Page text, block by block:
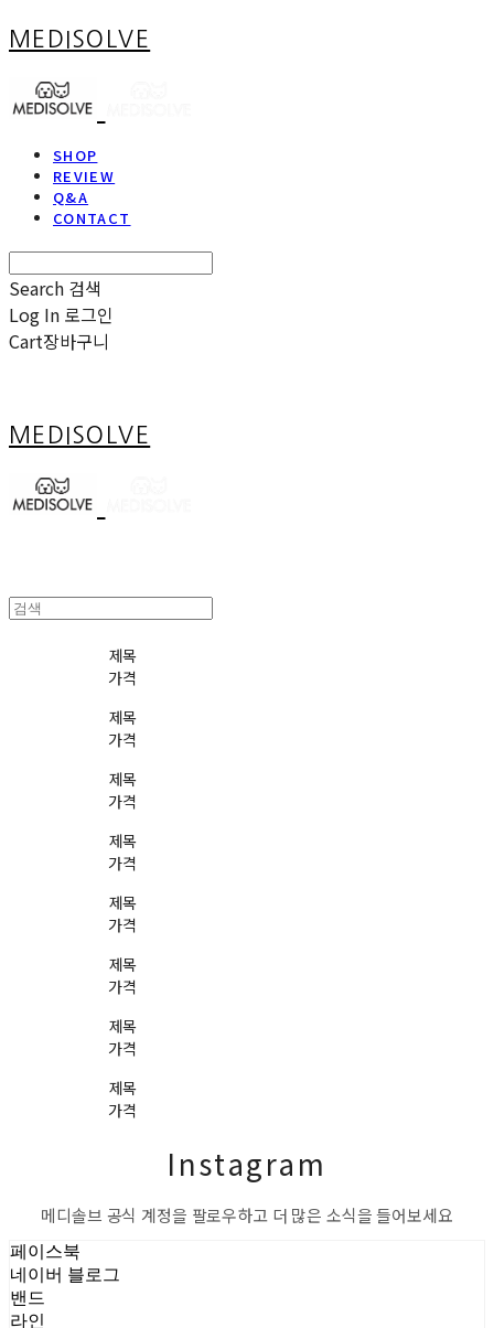
MEDISOLVE
SHOP
REVIEW
Q&A
CONTACT
Search 검색
Log In 로그인
Cart장바구니
MEDISOLVE
제목
가격
제목
가격
제목
가격
제목
가격
제목
가격
제목
가격
제목
가격
제목
가격
Instagram
메디솔브 공식 계정을 팔로우하고 더 많은 소식을 들어보세요
페이스북
네이버 블로그
밴드
라인